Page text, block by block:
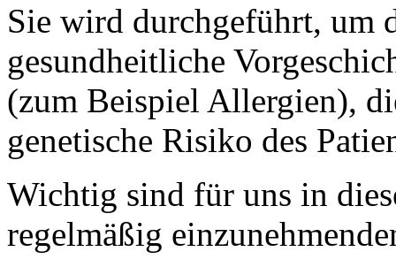
Sie wird durchgeführt, um
gesundheitliche
(zum Beispiel Allergien),
genetische Risiko des
Wichtig sind für uns in
regelmäßig